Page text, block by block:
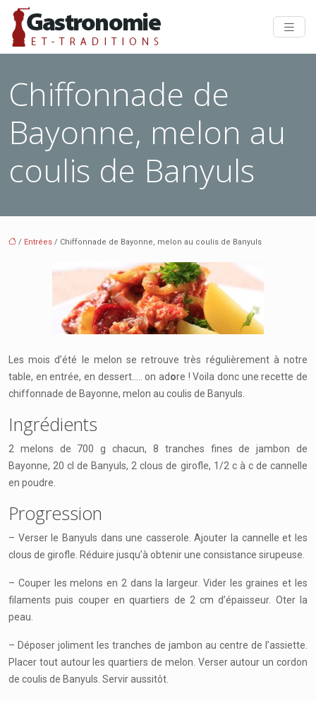
Chiffonnade de
Bayonne, melon au
coulis de Banyuls
/ Entrées / Chiffonnade de Bayonne, melon au coulis de Banyuls
Les mois d’été le melon se retrouve très régulièrement à notre
table, en entrée, en dessert….. on adore ! Voila donc une recette de
chiffonnade de Bayonne, melon au coulis de Banyuls.
Ingrédients
2 melons de 700 g chacun, 8 tranches fines de jambon de
Bayonne, 20 cl de Banyuls, 2 clous de girofle, 1/2 c à c de cannelle
en poudre.
Progression
– Verser le Banyuls dans une casserole. Ajouter la cannelle et les
clous de girofle. Réduire jusqu’à obtenir une consistance sirupeuse.
– Couper les melons en 2 dans la largeur. Vider les graines et les
filaments puis couper en quartiers de 2 cm d’épaisseur. Oter la
peau.
– Déposer joliment les tranches de jambon au centre de l’assiette.
Placer tout autour les quartiers de melon. Verser autour un cordon
de coulis de Banyuls. Servir aussitôt.